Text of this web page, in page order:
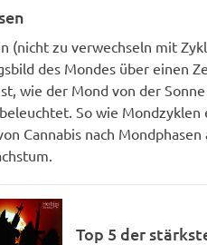
(nicht zu verwechseln mit
des Mondes über einen
wie der Mond von der
So wie
Cannabis nach
Top 5 der